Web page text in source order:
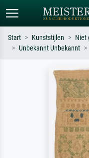
Zoek op kunstenaar, titel of stijl
Monet, Sterrennacht,
Hokusai-golf, naakt.
Start Kunststijlen
Niet
Unbekannt Unbekannt